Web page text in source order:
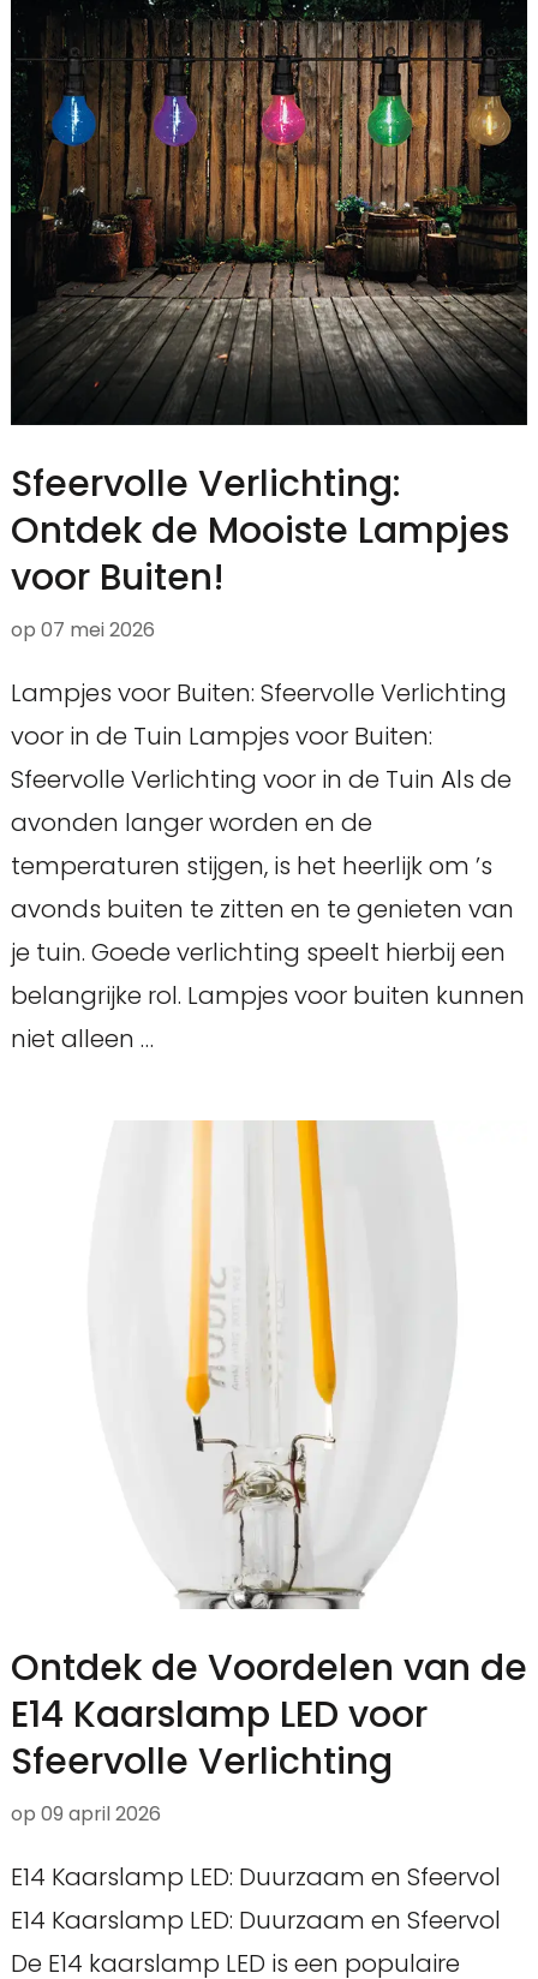
Sfeervolle Verlichting:
Ontdek de Mooiste Lampjes
voor Buiten!
op 07 mei 2026
Lampjes voor Buiten: Sfeervolle Verlichting
voor in de Tuin Lampjes voor Buiten:
Sfeervolle Verlichting voor in de Tuin Als de
avonden langer worden en de
temperaturen stijgen, is het heerlijk om ’s
avonds buiten te zitten en te genieten van
je tuin. Goede verlichting speelt hierbij een
belangrijke rol. Lampjes voor buiten kunnen
niet alleen …
Ontdek de Voordelen van de
E14 Kaarslamp LED voor
Sfeervolle Verlichting
op 09 april 2026
E14 Kaarslamp LED: Duurzaam en Sfeervol
E14 Kaarslamp LED: Duurzaam en Sfeervol
De E14 kaarslamp LED is een populaire